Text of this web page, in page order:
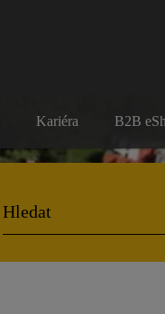
Kariéra B2B